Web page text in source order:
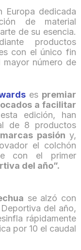
Europa dedicada
de material
de su esencia.
productos
con el único fin
número de
es premiar
a facilitar
edición, han
de 8 productos
marcas pasión y,
el colchón
con el primer
del año”.
se alzó con
del año,
rápidamente
por 10 el caudal